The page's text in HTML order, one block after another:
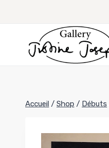
Accueil / Shop / Débuts